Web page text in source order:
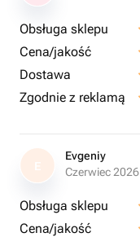
Obsługa sklepu
Cena/jakość
Dostawa
Zgodnie z reklamą
E
Evgeniy
Czerwiec 2026
Obsługa sklepu
Cena/jakość